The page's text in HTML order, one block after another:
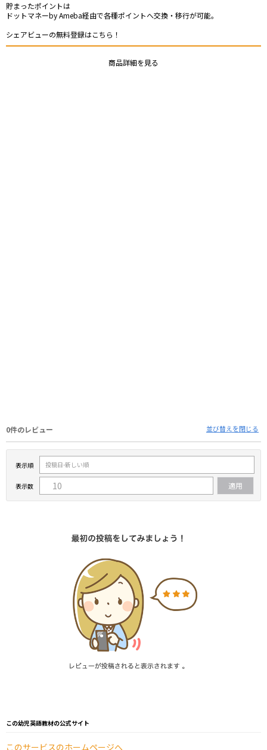
貯まったポイントは
ドットマネーby Ameba経由で各種ポイントへ交換・移行が可能。
シェアビューの無料登録はこちら！
商品詳細を見る
0件のレビュー 並び替えを閉じる
表示順
表示数
この幼児英語教材の公式サイト
このサービスのホームページへ